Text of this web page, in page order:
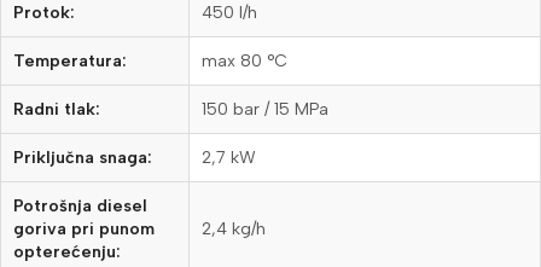
Protok: 450 l/h
Temperatura: max 80 °C
Radni tlak: 150 bar / 15 MPa
Priključna snaga: 2,7 kW
Potrošnja diesel
goriva pri punom
opterećenju:
2,4 kg/h